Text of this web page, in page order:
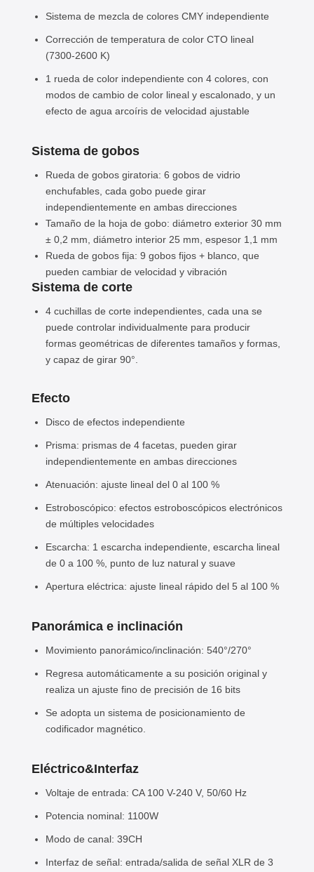
Sistema de mezcla de colores CMY independiente
Corrección de temperatura de color CTO lineal
(7300-2600 K)
1 rueda de color independiente con 4 colores, con
modos de cambio de color lineal y escalonado, y un
efecto de agua arcoíris de velocidad ajustable
Sistema de gobos
Rueda de gobos giratoria: 6 gobos de vidrio
enchufables, cada gobo puede girar
independientemente en ambas direcciones
Tamaño de la hoja de gobo: diámetro exterior 30 mm
± 0,2 mm, diámetro interior 25 mm, espesor 1,1 mm
Rueda de gobos fija: 9 gobos fijos + blanco, que
pueden cambiar de velocidad y vibración
Sistema de corte
4 cuchillas de corte independientes, cada una se
puede controlar individualmente para producir
formas geométricas de diferentes tamaños y formas,
y capaz de girar 90°.
Efecto
Disco de efectos independiente
Prisma: prismas de 4 facetas, pueden girar
independientemente en ambas direcciones
Atenuación: ajuste lineal del 0 al 100 %
Estroboscópico: efectos estroboscópicos electrónicos
de múltiples velocidades
Escarcha: 1 escarcha independiente, escarcha lineal
de 0 a 100 %, punto de luz natural y suave
Apertura eléctrica: ajuste lineal rápido del 5 al 100 %
Panorámica e inclinación
Movimiento panorámico/inclinación: 540°/270°
Regresa automáticamente a su posición original y
realiza un ajuste fino de precisión de 16 bits
Se adopta un sistema de posicionamiento de
codificador magnético.
Eléctrico&Interfaz
Voltaje de entrada: CA 100 V-240 V, 50/60 Hz
Potencia nominal: 1100W
Modo de canal: 39CH
Interfaz de señal: entrada/salida de señal XLR de 3